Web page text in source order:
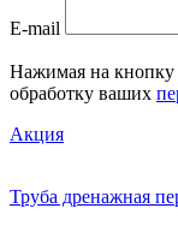
E-mail
Нажимая на кнопку
обработку ваших
Акция
Труба дренажная